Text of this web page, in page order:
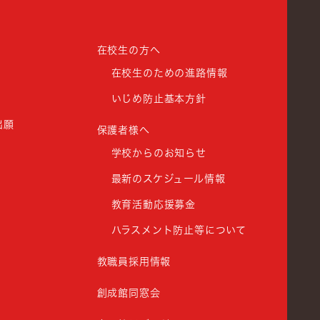
願
在校生の方へ
在校生のための進路情報
いじめ防止基本方針
保護者様へ
学校からのお知らせ
最新のスケジュール情報
教育活動応援募金
ハラスメント防止等について
教職員採用情報
創成館同窓会